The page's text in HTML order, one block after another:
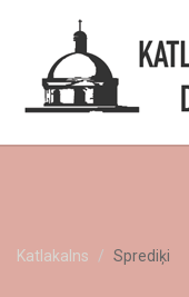
Katlakalns Sprediķi